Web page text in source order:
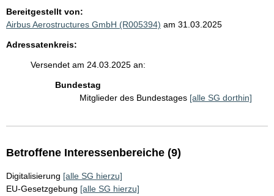
Bereitgestellt von:
Airbus Aerostructures GmbH (R005394) am 31.03.2025
Adressatenkreis:
Versendet am 24.03.2025 an:
Bundestag
Mitglieder des Bundestages [alle SG dorthin]
Betroffene Interessenbereiche (9)
Digitalisierung [alle SG hierzu]
EU-Gesetzgebung [alle SG hierzu]